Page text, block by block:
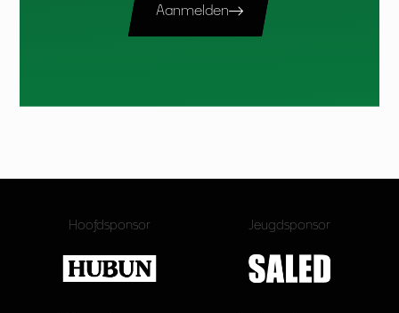
Aanmelden
Hoofdsponsor Jeugdsponsor